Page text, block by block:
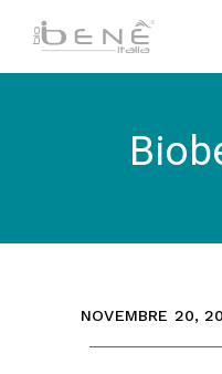
NOVEMBRE 20,